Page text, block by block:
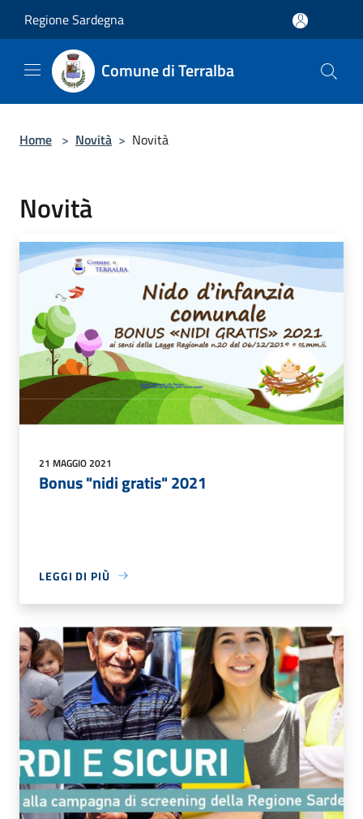
Regione Sardegna
Comune di Terralba
Home > Novità > Novità
Novità
21 MAGGIO 2021
Bonus "nidi gratis" 2021
LEGGI DI PIÙ